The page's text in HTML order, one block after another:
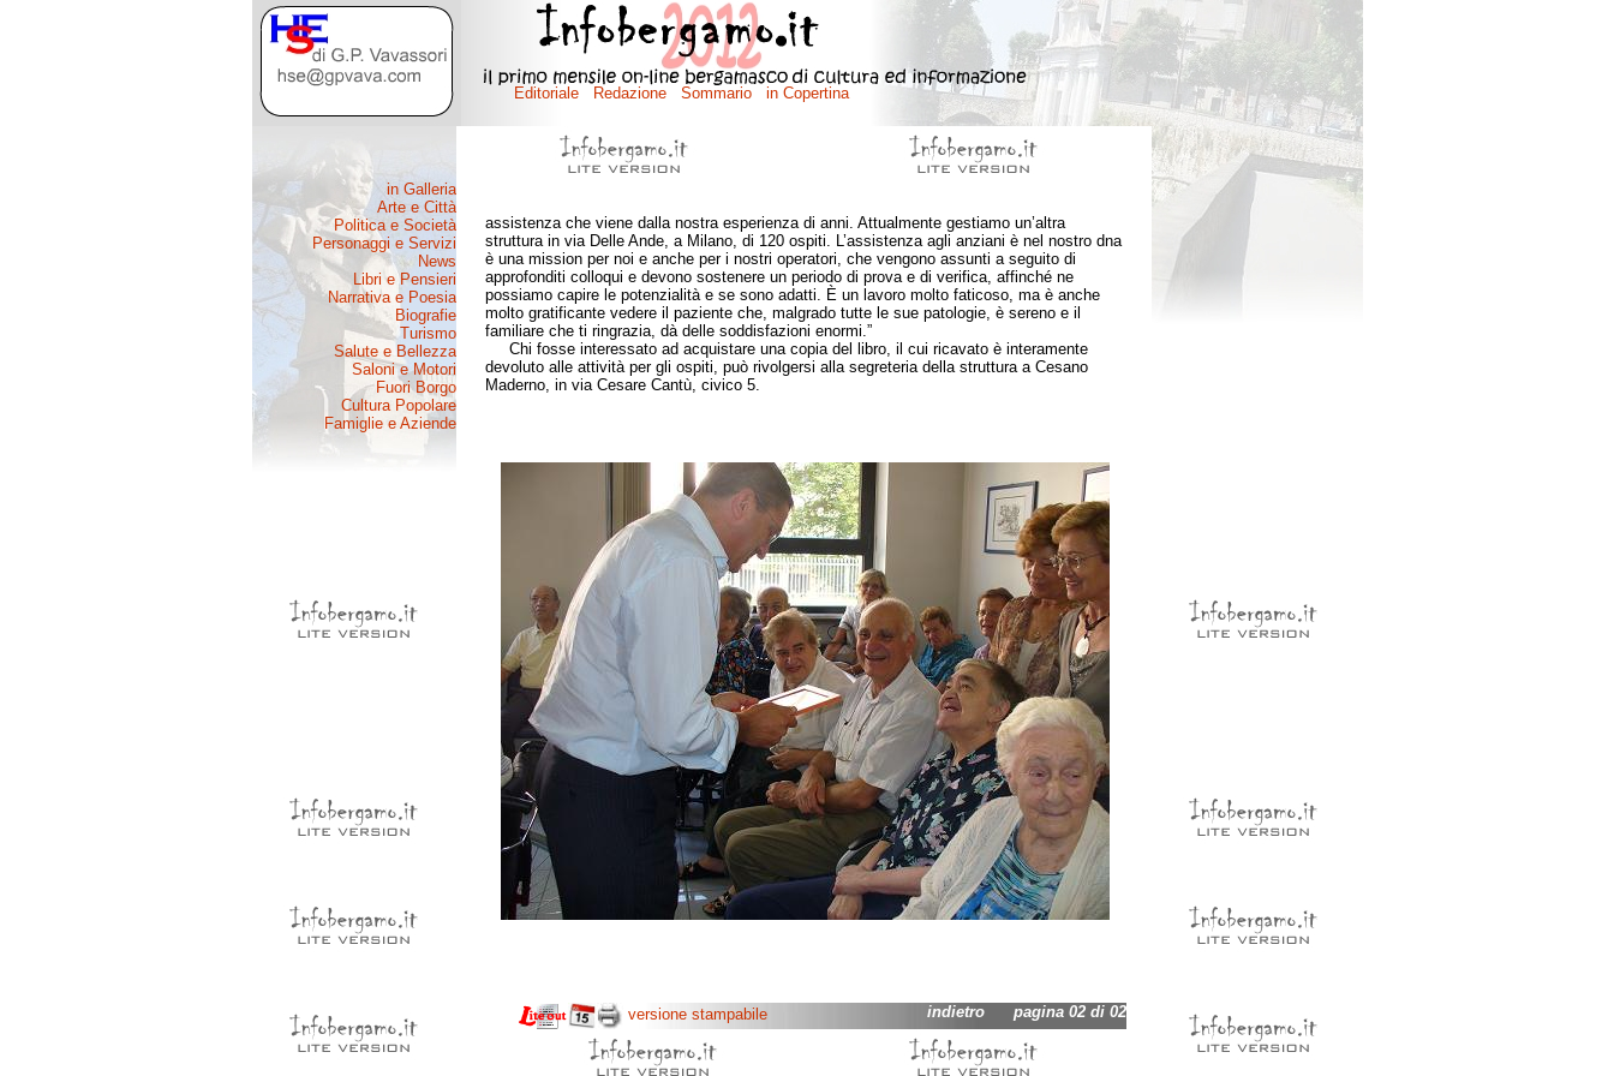
assistenza che viene dalla nostra esperienza di anni. Attualmente gestiamo un’altra
struttura in via Delle Ande, a Milano, di 120 ospiti. L’assistenza agli anziani è nel nostro dna
è una mission per noi e anche per i nostri operatori, che vengono assunti a seguito di
approfonditi colloqui e devono sostenere un periodo di prova e di verifica, affinché ne
possiamo capire le potenzialità e se sono adatti. È un lavoro molto faticoso, ma è anche
molto gratificante vedere il paziente che, malgrado tutte le sue patologie, è sereno e il
familiare che ti ringrazia, dà delle soddisfazioni enormi.”
Chi fosse interessato ad acquistare una copia del libro, il cui ricavato è interamente
devoluto alle attività per gli ospiti, può rivolgersi alla segreteria della struttura a Cesano
Maderno, in via Cesare Cantù, civico 5.
versione stampabile indietropagina 02 di 02